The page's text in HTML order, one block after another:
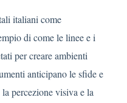
italiani come
di come le linee e i
per creare ambienti
anticipano le sfide e
percezione visiva e la